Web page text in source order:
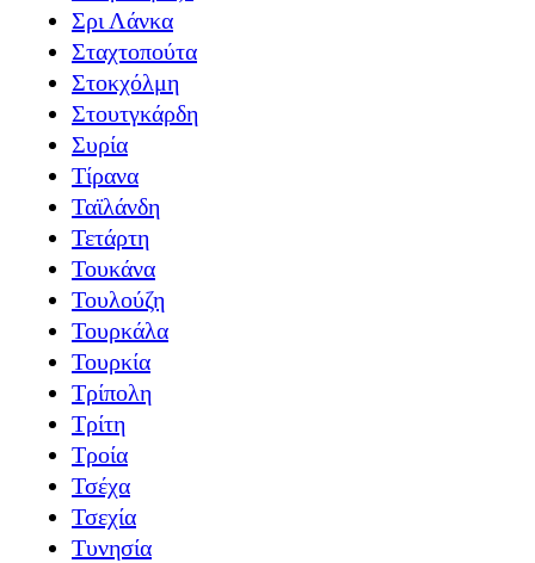
Σρι Λάνκα
Σταχτοπούτα
Στοκχόλμη
Στουτγκάρδη
Συρία
Τίρανα
Ταϊλάνδη
Τετάρτη
Τουκάνα
Τουλούζη
Τουρκάλα
Τουρκία
Τρίπολη
Τρίτη
Τροία
Τσέχα
Τσεχία
Τυνησία